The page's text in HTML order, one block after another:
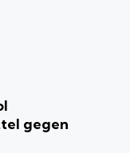
gegen